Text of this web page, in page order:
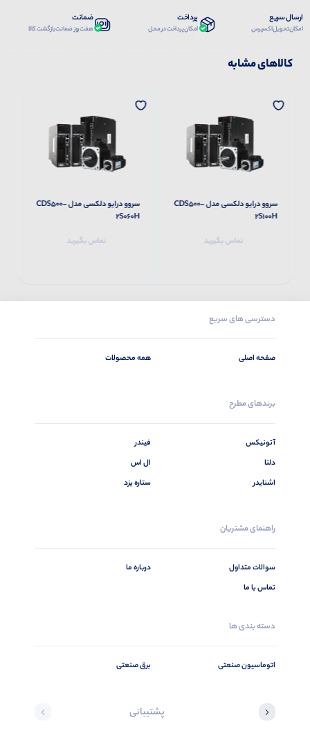
ارسال سریع
امکان تحویل اکسپرس
پرداخت
امکان پرداخت در محل
ضمانت
هفت روز ضمانت بازگشت کالا
کالاهای مشابه
سروو درایو دلکسی مدل CDS500-
2S100H
تماس بگیرید
سروو درایو دلکسی مدل CDS500-
2S060H
تماس بگیرید
دسترسی های سریع
صفحه اصلی همه محصولات
برندهای مطرح
آتونیکس
دلتا
اشنایدر
فیندر
ال اس
ستاره یزد
راهنمای مشتریان
سوالات متداول
تماس با ما
درباره ما
دسته بندی ها
اتوماسیون صنعتی برق صنعتی
پشتیبانی